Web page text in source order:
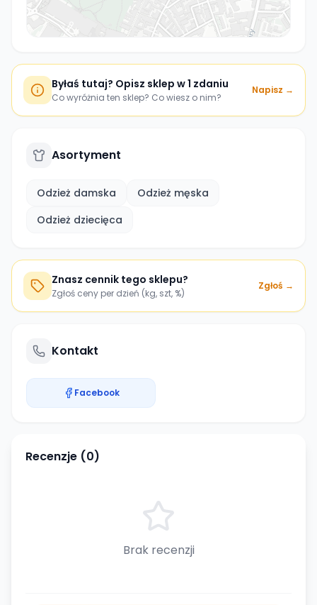
Byłaś tutaj? Opisz sklep w 1 zdaniu
Co wyróżnia ten sklep? Co wiesz o nim?
Napisz →
Asortyment
Odzież damska
Odzież męska
Odzież dziecięca
Znasz cennik tego sklepu?
Zgłoś ceny per dzień (kg, szt, %)
Zgłoś →
Kontakt
Facebook
Recenzje (0)
Brak recenzji